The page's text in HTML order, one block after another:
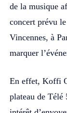
de la musique
concert prévu
Vincennes, à
marquer
En effet, Koffi
plateau de